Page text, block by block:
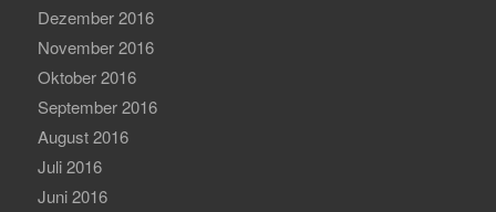
Dezember 2016
November 2016
Oktober 2016
September 2016
August 2016
Juli 2016
Juni 2016